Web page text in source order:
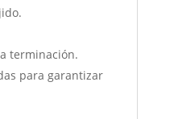
terminación.
para garantizar